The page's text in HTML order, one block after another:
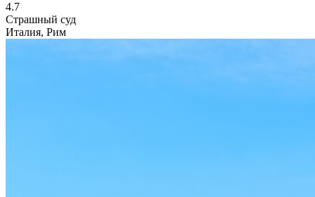
4.7
Страшный суд
Италия, Рим